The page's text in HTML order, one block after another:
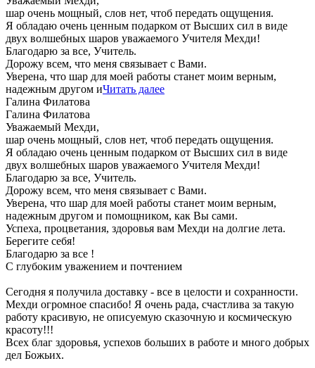
шар очень мощный, слов нет, чтоб передать ощущения.
Я обладаю очень ценным подарком от Высших сил в виде
двух волшебных шаров уважаемого Учителя Мехди!
Благодарю за все, Учитель.
Дорожу всем, что меня связывает с Вами.
Уверена, что шар для моей работы станет моим верным,
надежным другом иЧитать далее
Галина Филатова
Галина Филатова
Уважаемый Мехди,
шар очень мощный, слов нет, чтоб передать ощущения.
Я обладаю очень ценным подарком от Высших сил в виде
двух волшебных шаров уважаемого Учителя Мехди!
Благодарю за все, Учитель.
Дорожу всем, что меня связывает с Вами.
Уверена, что шар для моей работы станет моим верным,
надежным другом и помощником, как Вы сами.
Успеха, процветания, здоровья вам Мехди на долгие лета.
Берегите себя!
Благодарю за все !
С глубоким уважением и почтением
Сегодня я получила доставку - все в целости и сохранности.
Мехди огромное спасибо! Я очень рада, счастлива за такую
работу красивую, не описуемую сказочную и космическую
красоту!!!
Всех благ здоровья, успехов больших в работе и много добрых
дел Божьих.